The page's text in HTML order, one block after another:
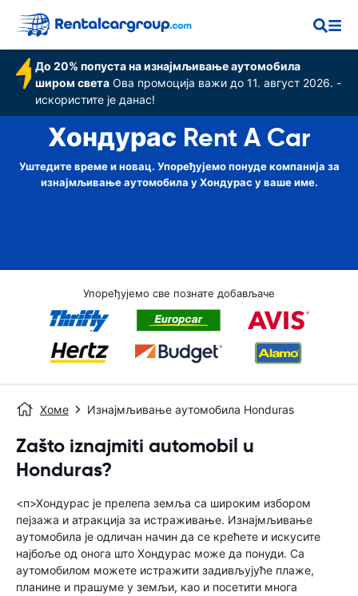
До 20% попуста на изнајмљивање аутомобила
широм света Ова промоција важи до 11. август 2026. -
искористите је данас!
Хондурас Rent A Car
Уштедите време и новац. Упоређујемо понуде компанија за
изнајмљивање аутомобила у Хондурас у ваше име.
Упоређујемо све познате добављаче
Хоме Изнајмљивање аутомобила Honduras
Zašto iznajmiti automobil u
Honduras?
<п>Хондурас је прелепа земља са широким избором
пејзажа и атракција за истраживање. Изнајмљивање
аутомобила је одличан начин да се крећете и искусите
најбоље од онога што Хондурас може да понуди. Са
аутомобилом можете истражити задивљујуће плаже,
планине и прашуме у земљи, као и посетити многа